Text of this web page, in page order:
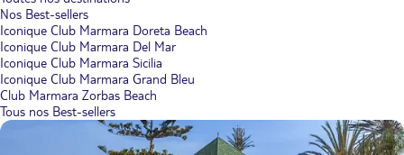
Nos Best-sellers
Iconique Club Marmara Doreta Beach
Iconique Club Marmara Del Mar
Iconique Club Marmara Sicilia
Iconique Club Marmara Grand Bleu
Club Marmara Zorbas Beach
Tous nos Best-sellers